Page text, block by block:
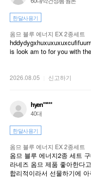
한달사용기
옴므 블루 에너지 EX 2종세트
is look am to for you with
2026.08.05 신고하기
hyen*****
40대
한달사용기
옴므 블루 에너지 EX 2종세트
옴므 블루 에너지2종 세트
라네즈 옴므 제품 좋아한다
합리적이라서 선물하기에